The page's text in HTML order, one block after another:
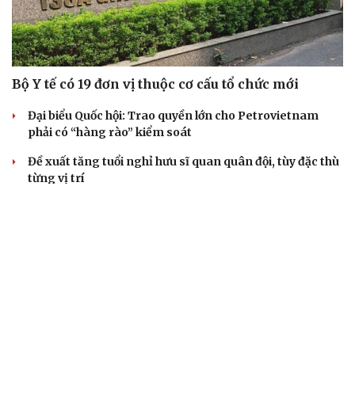
Bộ Y tế có 19 đơn vị thuộc cơ cấu tổ chức mới
Đại biểu Quốc hội: Trao quyền lớn cho Petrovietnam
phải có “hàng rào” kiểm soát
Đề xuất tăng tuổi nghỉ hưu sĩ quan quân đội, tùy đặc thù
từng vị trí